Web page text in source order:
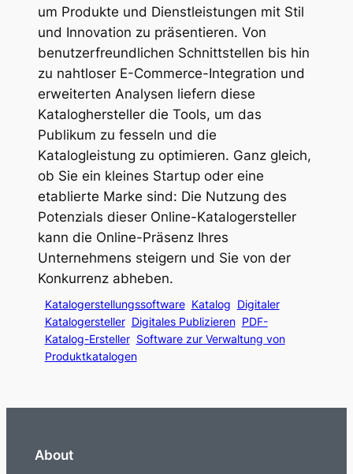
um Produkte und Dienstleistungen mit Stil
und Innovation zu präsentieren. Von
benutzerfreundlichen Schnittstellen bis hin
zu nahtloser E-Commerce-Integration und
erweiterten Analysen liefern diese
Kataloghersteller die Tools, um das
Publikum zu fesseln und die
Katalogleistung zu optimieren. Ganz gleich,
ob Sie ein kleines Startup oder eine
etablierte Marke sind: Die Nutzung des
Potenzials dieser Online-Katalogersteller
kann die Online-Präsenz Ihres
Unternehmens steigern und Sie von der
Konkurrenz abheben.
Katalogerstellungssoftware Katalog Digitaler
Katalogersteller Digitales Publizieren PDF-
Katalog-Ersteller Software zur Verwaltung von
Produktkatalogen
About